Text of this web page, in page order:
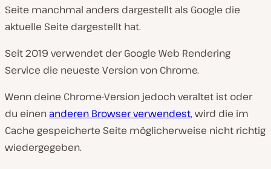
Seite manchmal anders dargestellt als Google die
aktuelle Seite dargestellt hat.
Seit 2019 verwendet der Google Web Rendering
Service die neueste Version von Chrome.
Wenn deine Chrome-Version jedoch veraltet ist oder
du einen anderen Browser verwendest, wird die im
Cache gespeicherte Seite möglicherweise nicht richtig
wiedergegeben.